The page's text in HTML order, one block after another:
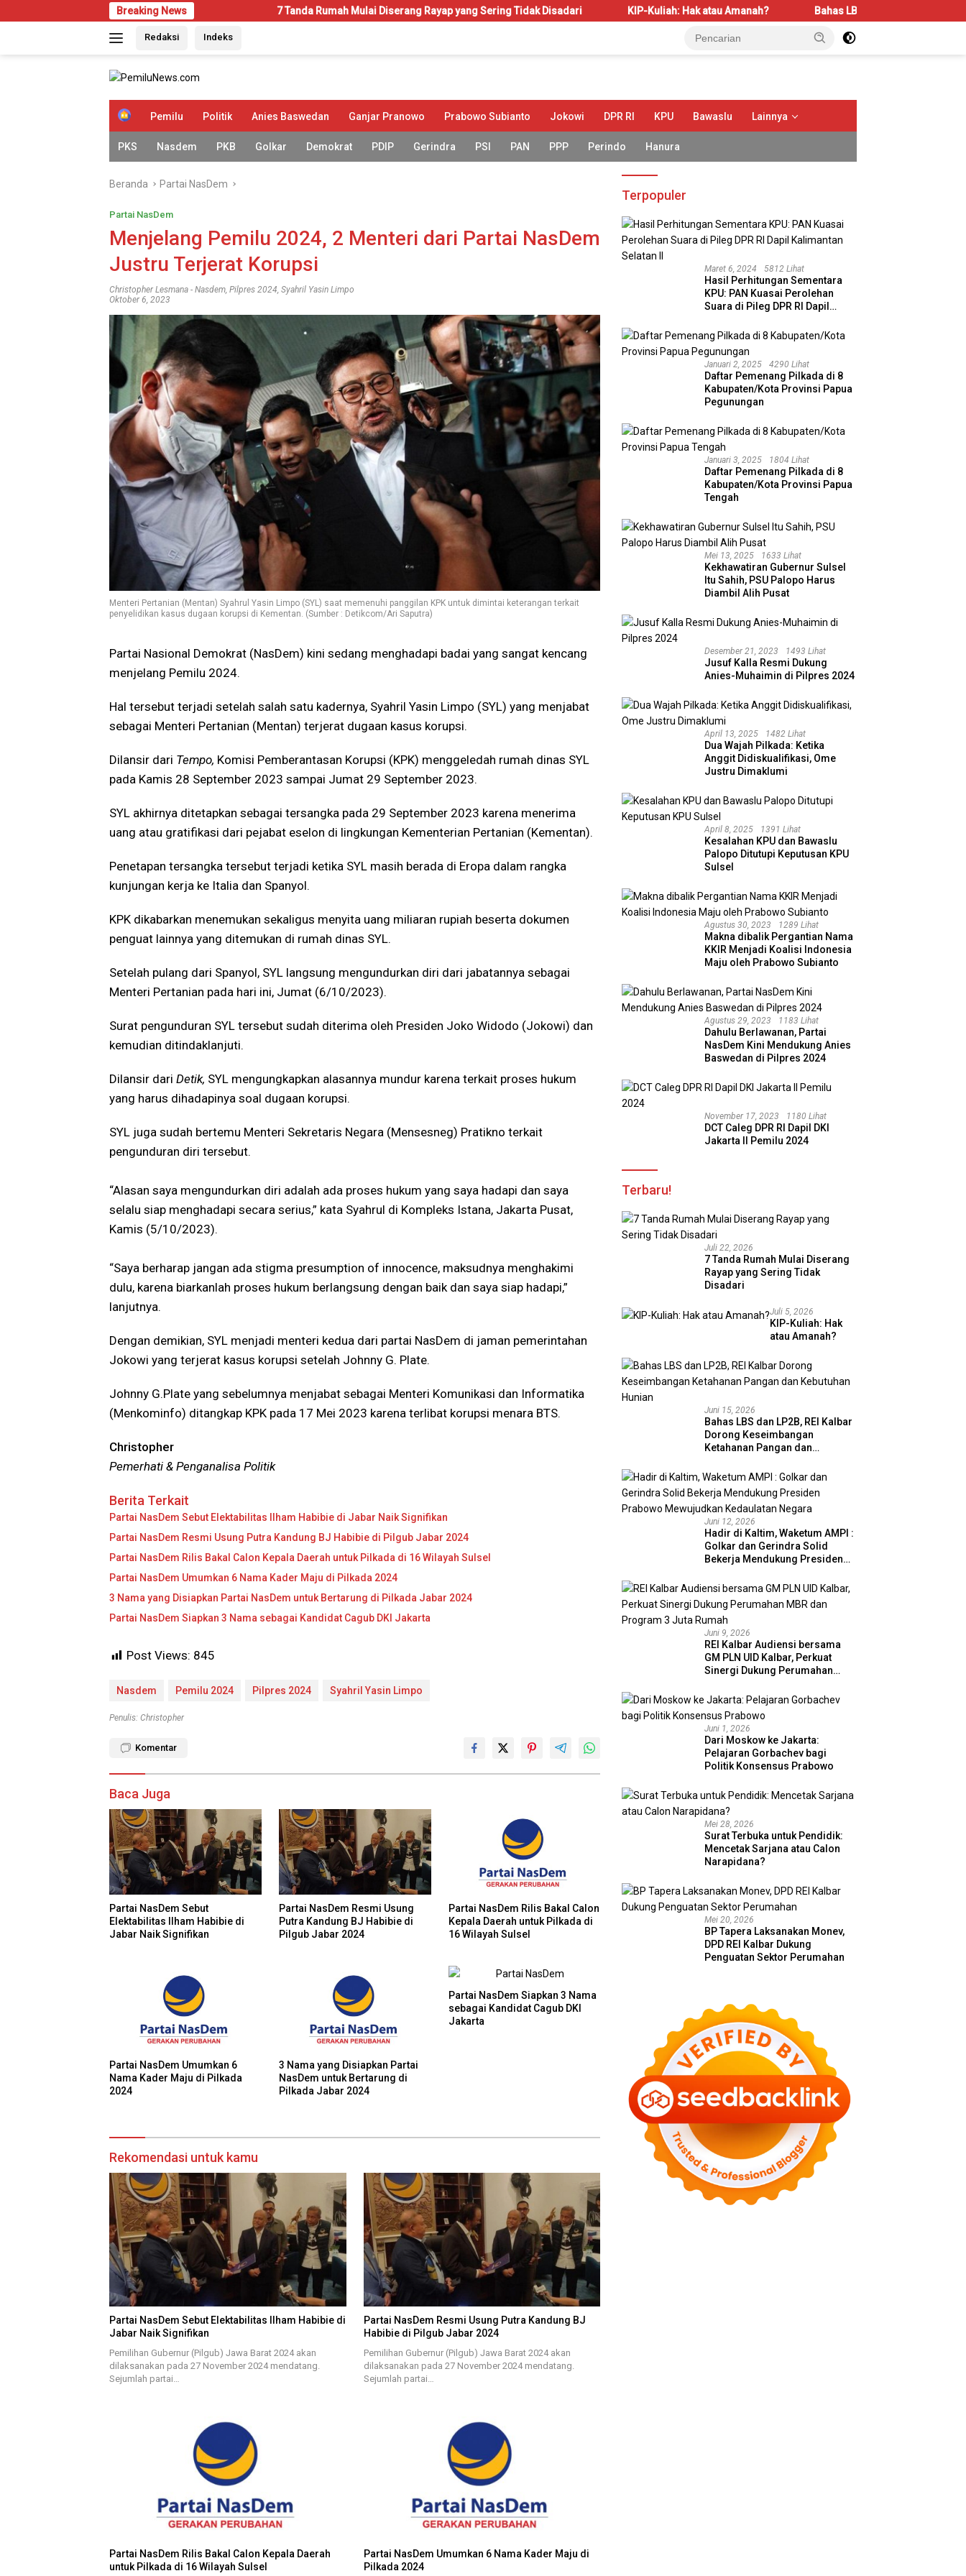
ke
Breaking News7 Tanda Rumah Mulai Diserang Rayap yang Sering Tidak Disadari KIP-Kuliah: Hak atau Amanah? Bahas LBS dan LP2B, REI Kalbar Dorong
Redaksi Indeks
H
m
e
Pemilu Politik Anies Baswedan Ganjar Pranowo Prabowo Subianto Jokowi DPR RI KPU Bawaslu Lainnya
PKS Nasdem PKB Golkar Demokrat PDIP Gerindra PSI PAN PPP Perindo Hanura
Beranda Partai NasDem
Partai NasDem
Menjelang Pemilu 2024, 2 Menteri dari Partai NasDem
Justru Terjerat Korupsi
Christopher Lesmana - Nasdem Pilpres 2024 Syahril Yasin Limpo
Oktober 6, 2023
Menteri Pertanian (Mentan) Syahrul Yasin Limpo (SYL) saat memenuhi panggilan KPK untuk dimintai keterangan terkait
penyelidikan kasus dugaan korupsi di Kementan. (Sumber : Detikcom/Ari Saputra)
Partai Nasional Demokrat (NasDem) kini sedang menghadapi badai yang sangat kencang
menjelang Pemilu 2024.
Hal tersebut terjadi setelah salah satu kadernya, Syahril Yasin Limpo (SYL) yang menjabat
sebagai Menteri Pertanian (Mentan) terjerat dugaan kasus korupsi.
Dilansir dari Tempo, Komisi Pemberantasan Korupsi (KPK) menggeledah rumah dinas SYL
pada Kamis 28 September 2023 sampai Jumat 29 September 2023.
SYL akhirnya ditetapkan sebagai tersangka pada 29 September 2023 karena menerima
uang atau gratifikasi dari pejabat eselon di lingkungan Kementerian Pertanian (Kementan).
Penetapan tersangka tersebut terjadi ketika SYL masih berada di Eropa dalam rangka
kunjungan kerja ke Italia dan Spanyol.
KPK dikabarkan menemukan sekaligus menyita uang miliaran rupiah beserta dokumen
penguat lainnya yang ditemukan di rumah dinas SYL.
Setelah pulang dari Spanyol, SYL langsung mengundurkan diri dari jabatannya sebagai
Menteri Pertanian pada hari ini, Jumat (6/10/2023).
Surat pengunduran SYL tersebut sudah diterima oleh Presiden Joko Widodo (Jokowi) dan
kemudian ditindaklanjuti.
Dilansir dari Detik, SYL mengungkapkan alasannya mundur karena terkait proses hukum
yang harus dihadapinya soal dugaan korupsi.
SYL juga sudah bertemu Menteri Sekretaris Negara (Mensesneg) Pratikno terkait
pengunduran diri tersebut.
“Alasan saya mengundurkan diri adalah ada proses hukum yang saya hadapi dan saya
selalu siap menghadapi secara serius,” kata Syahrul di Kompleks Istana, Jakarta Pusat,
Kamis (5/10/2023).
“Saya berharap jangan ada stigma presumption of innocence, maksudnya menghakimi
dulu, karena biarkanlah proses hukum berlangsung dengan baik dan saya siap hadapi,”
lanjutnya.
Dengan demikian, SYL menjadi menteri kedua dari partai NasDem di jaman pemerintahan
Jokowi yang terjerat kasus korupsi setelah Johnny G. Plate.
Johnny G.Plate yang sebelumnya menjabat sebagai Menteri Komunikasi dan Informatika
(Menkominfo) ditangkap KPK pada 17 Mei 2023 karena terlibat korupsi menara BTS.
Christopher
Pemerhati & Penganalisa Politik
Berita Terkait
Partai NasDem Sebut Elektabilitas Ilham Habibie di Jabar Naik Signifikan
Partai NasDem Resmi Usung Putra Kandung BJ Habibie di Pilgub Jabar 2024
Partai NasDem Rilis Bakal Calon Kepala Daerah untuk Pilkada di 16 Wilayah Sulsel
Partai NasDem Umumkan 6 Nama Kader Maju di Pilkada 2024
3 Nama yang Disiapkan Partai NasDem untuk Bertarung di Pilkada Jabar 2024
Partai NasDem Siapkan 3 Nama sebagai Kandidat Cagub DKI Jakarta
Post Views: 845
Nasdem Pemilu 2024 Pilpres 2024 Syahril Yasin Limpo
Penulis: Christopher
Komentar
Baca Juga
Partai NasDem Sebut
Elektabilitas Ilham Habibie di
Jabar Naik Signifikan
Partai NasDem Resmi Usung
Putra Kandung BJ Habibie di
Pilgub Jabar 2024
Partai NasDem Rilis Bakal Calon
Kepala Daerah untuk Pilkada di
16 Wilayah Sulsel
Partai NasDem Umumkan 6
Nama Kader Maju di Pilkada
2024
3 Nama yang Disiapkan Partai
NasDem untuk Bertarung di
Pilkada Jabar 2024
Partai NasDem Siapkan 3 Nama
sebagai Kandidat Cagub DKI
Jakarta
Rekomendasi untuk kamu
Partai NasDem Sebut Elektabilitas Ilham Habibie di
Jabar Naik Signifikan
Pemilihan Gubernur (Pilgub) Jawa Barat 2024 akan
dilaksanakan pada 27 November 2024 mendatang.
Sejumlah partai…
Partai NasDem Resmi Usung Putra Kandung BJ
Habibie di Pilgub Jabar 2024
Pemilihan Gubernur (Pilgub) Jawa Barat 2024 akan
dilaksanakan pada 27 November 2024 mendatang.
Sejumlah partai…
Partai NasDem Rilis Bakal Calon Kepala Daerah
untuk Pilkada di 16 Wilayah Sulsel
Partai NasDem Umumkan 6 Nama Kader Maju di
Pilkada 2024
Terpopuler
Maret 6, 2024 5812 Lihat
Hasil Perhitungan Sementara
KPU: PAN Kuasai Perolehan
Suara di Pileg DPR RI Dapil
Januari 2, 2025 4290 Lihat
Daftar Pemenang Pilkada di 8
Kabupaten/Kota Provinsi Papua
Pegunungan
Januari 3, 2025 1804 Lihat
Daftar Pemenang Pilkada di 8
Kabupaten/Kota Provinsi Papua
Tengah
Mei 13, 2025 1633 Lihat
Kekhawatiran Gubernur Sulsel
Itu Sahih, PSU Palopo Harus
Diambil Alih Pusat
Desember 21, 2023 1493 Lihat
Jusuf Kalla Resmi Dukung
Anies-Muhaimin di Pilpres 2024
April 13, 2025 1482 Lihat
Dua Wajah Pilkada: Ketika
Anggit Didiskualifikasi, Ome
Justru Dimaklumi
April 8, 2025 1391 Lihat
Kesalahan KPU dan Bawaslu
Palopo Ditutupi Keputusan KPU
Sulsel
Agustus 30, 2023 1289 Lihat
Makna dibalik Pergantian Nama
KKIR Menjadi Koalisi Indonesia
Maju oleh Prabowo Subianto
Agustus 29, 2023 1183 Lihat
Dahulu Berlawanan, Partai
NasDem Kini Mendukung Anies
Baswedan di Pilpres 2024
November 17, 2023 1180 Lihat
DCT Caleg DPR RI Dapil DKI
Jakarta II Pemilu 2024
Terbaru!
Juli 22, 2026
7 Tanda Rumah Mulai Diserang
Rayap yang Sering Tidak
Disadari
Juli 5, 2026
KIP-Kuliah: Hak
atau Amanah?
Juni 15, 2026
Bahas LBS dan LP2B, REI Kalbar
Dorong Keseimbangan
Ketahanan Pangan dan
Juni 12, 2026
Hadir di Kaltim, Waketum AMPI :
Golkar dan Gerindra Solid
Bekerja Mendukung Presiden
Kedaulatan Negara
Juni 9, 2026
REI Kalbar Audiensi bersama
GM PLN UID Kalbar, Perkuat
Sinergi Dukung Perumahan
Rumah
Juni 1, 2026
Dari Moskow ke Jakarta:
Pelajaran Gorbachev bagi
Politik Konsensus Prabowo
Mei 28, 2026
Surat Terbuka untuk Pendidik:
Mencetak Sarjana atau Calon
Narapidana?
Mei 20, 2026
BP Tapera Laksanakan Monev,
DPD REI Kalbar Dukung
Penguatan Sektor Perumahan